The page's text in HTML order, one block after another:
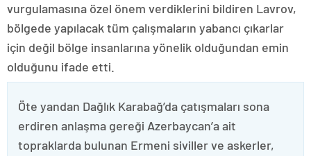
vurgulamasına özel önem verdiklerini bildiren Lavrov,
bölgede yapılacak tüm çalışmaların yabancı çıkarlar
için değil bölge insanlarına yönelik olduğundan emin
olduğunu ifade etti.
Öte yandan Dağlık Karabağ’da çatışmaları sona
erdiren anlaşma gereği Azerbaycan’a ait
topraklarda bulunan Ermeni siviller ve askerler,